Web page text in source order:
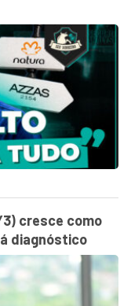
cresce como
diagnóstico